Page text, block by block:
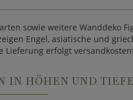
sowie weitere Wanddeko
Engel, asiatische und
erfolgt
HÖHEN UND